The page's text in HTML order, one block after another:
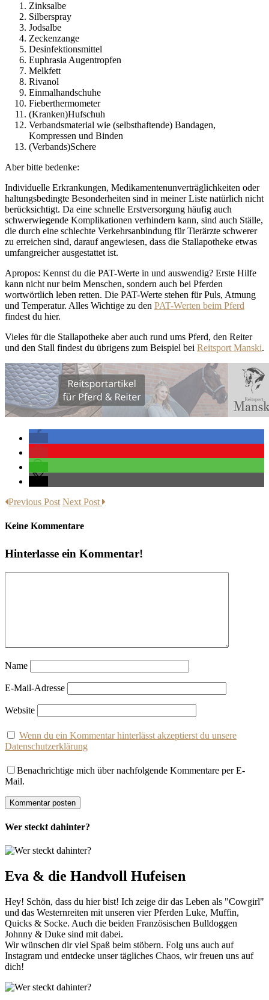
Zinksalbe
Silberspray
Jodsalbe
Zeckenzange
Desinfektionsmittel
Euphrasia Augentropfen
Melkfett
Rivanol
Einmalhandschuhe
Fieberthermometer
(Kranken)Hufschuh
Verbandsmaterial wie (selbsthaftende) Bandagen,
Kompressen und Binden
(Verbands)Schere
Aber bitte bedenke:
Individuelle Erkrankungen, Medikamentenunverträglichkeiten oder
haltungsbedingte Besonderheiten sind in meiner Liste natürlich nicht
berücksichtigt. Da eine schnelle Erstversorgung häufig auch
schwerwiegende Komplikationen verhindern kann, sind auch Ställe,
die durch eine schlechte Verkehrsanbindung für Tierärzte schwerer
zu erreichen sind, darauf angewiesen, dass die Stallapotheke etwas
umfangreicher ausgestattet ist.
Apropos: Kennst du die PAT-Werte in und auswendig? Erste Hilfe
kann nicht nur beim Menschen, sondern auch bei Pferden
wortwörtlich leben retten. Die PAT-Werte stehen für Puls, Atmung
und Temperatur. Alles Wichtige zu den PAT-Werten beim Pferd
findest du hier.
Vieles für die Stallapotheke aber auch rund ums Pferd, den Reiter
und den Stall findest du übrigens zum Beispiel bei Reitsport Manski.
Previous Post Next Post
Keine Kommentare
Hinterlasse ein Kommentar!
Name
E-Mail-Adresse
Website
Wenn du ein Kommentar hinterlässt akzeptierst du unsere
Datenschutzerklärung
Benachrichtige mich über nachfolgende Kommentare per E-
Mail.
Wer steckt dahinter?
Eva & die Handvoll Hufeisen
Hey! Schön, dass du hier bist! Ich zeige dir das Leben als "Cowgirl"
und das Westernreiten mit unseren vier Pferden Luke, Muffin,
Quicks & Socke. Auch die beiden Französischen Bulldoggen
Johnny & Duke sind mit dabei.
Wir wünschen dir viel Spaß beim stöbern. Folg uns auch auf
Instagram und entdecke unser tägliches Chaos, wir freuen uns auf
dich!